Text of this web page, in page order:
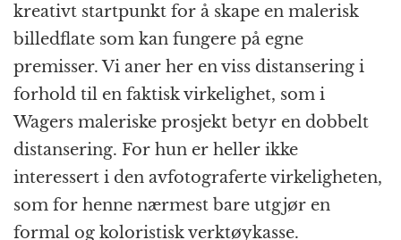
kreativt startpunkt for å skape en malerisk
billedflate som kan fungere på egne
premisser. Vi aner her en viss distansering i
forhold til en faktisk virkelighet, som i
Wagers maleriske prosjekt betyr en dobbelt
distansering. For hun er heller ikke
interessert i den avfotograferte virkeligheten,
som for henne nærmest bare utgjør en
formal og koloristisk verktøykasse.